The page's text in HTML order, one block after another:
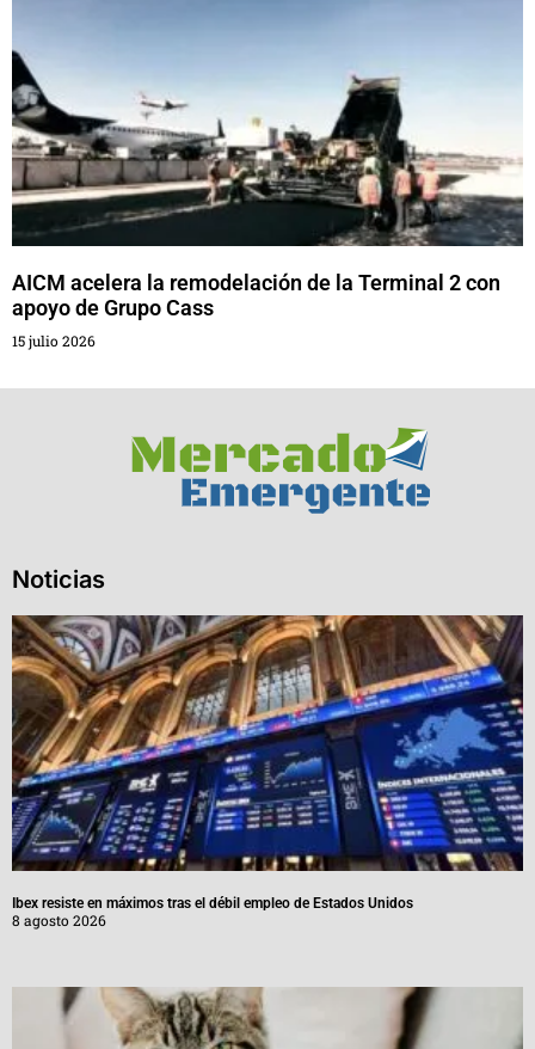
AICM acelera la remodelación de la Terminal 2 con
apoyo de Grupo Cass
15 julio 2026
Noticias
Ibex resiste en máximos tras el débil empleo de Estados Unidos
8 agosto 2026